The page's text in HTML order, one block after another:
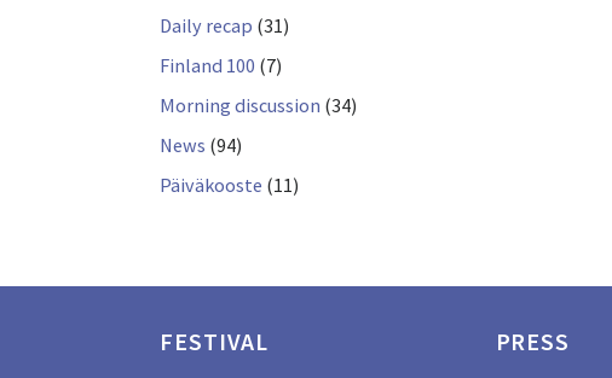
Daily recap (31)
Finland 100 (7)
Morning discussion (34)
News (94)
Päiväkooste (11)
FESTIVAL PRESS